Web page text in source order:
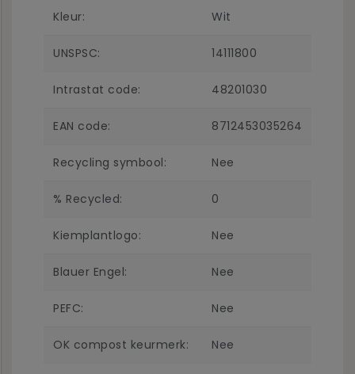
Kleur: Wit
UNSPSC: 14111800
Intrastat code: 48201030
EAN code: 8712453035264
Recycling symbool: Nee
% Recycled: 0
Kiemplantlogo: Nee
Blauer Engel: Nee
PEFC: Nee
OK compost keurmerk: Nee